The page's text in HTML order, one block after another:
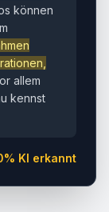
können
allem
kennst
KI erkannt